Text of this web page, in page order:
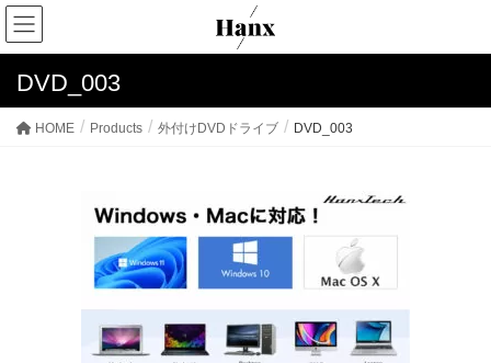
DVD_003
HOME Products 外付けDVDドライブ DVD_003